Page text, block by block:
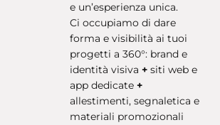
e un’esperienza unica.
Ci occupiamo di dare
forma e visibilità ai tuoi
progetti a 360°: brand e
identità visiva +siti web e
app dedicate +
allestimenti, segnaletica e
materiali promozionali